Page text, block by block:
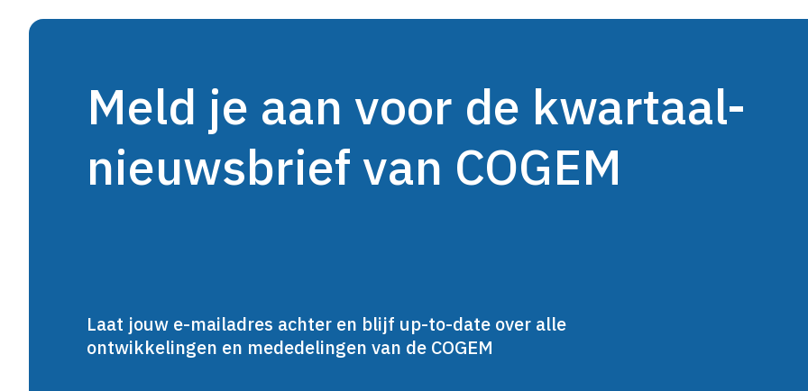
Meld je aan voor de kwartaal-
nieuwsbrief van COGEM
Laat jouw e-mailadres achter en blijf up-to-date over alle
ontwikkelingen en mededelingen van de COGEM